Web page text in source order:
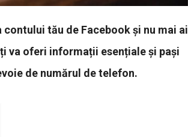
tău de Facebook și nu mai ai
va oferi informații esențiale și pași
de numărul de telefon.